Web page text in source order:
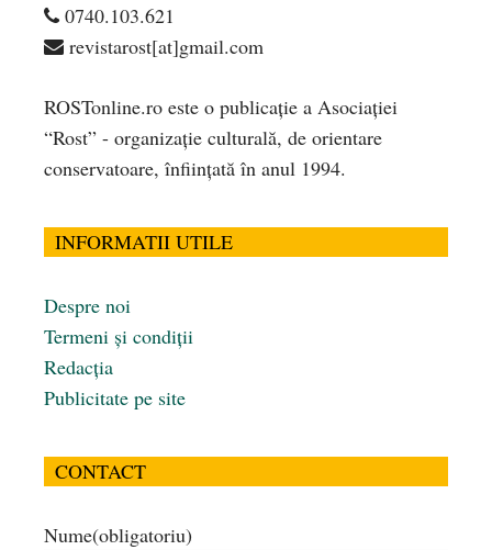
0740.103.621
revistarost[at]gmail.com
ROSTonline.ro este o publicaţie a Asociaţiei
“Rost” - organizaţie culturală, de orientare
conservatoare, înfiinţată în anul 1994.
INFORMATII UTILE
Despre noi
Termeni și condiții
Redacția
Publicitate pe site
CONTACT
Nume(obligatoriu)